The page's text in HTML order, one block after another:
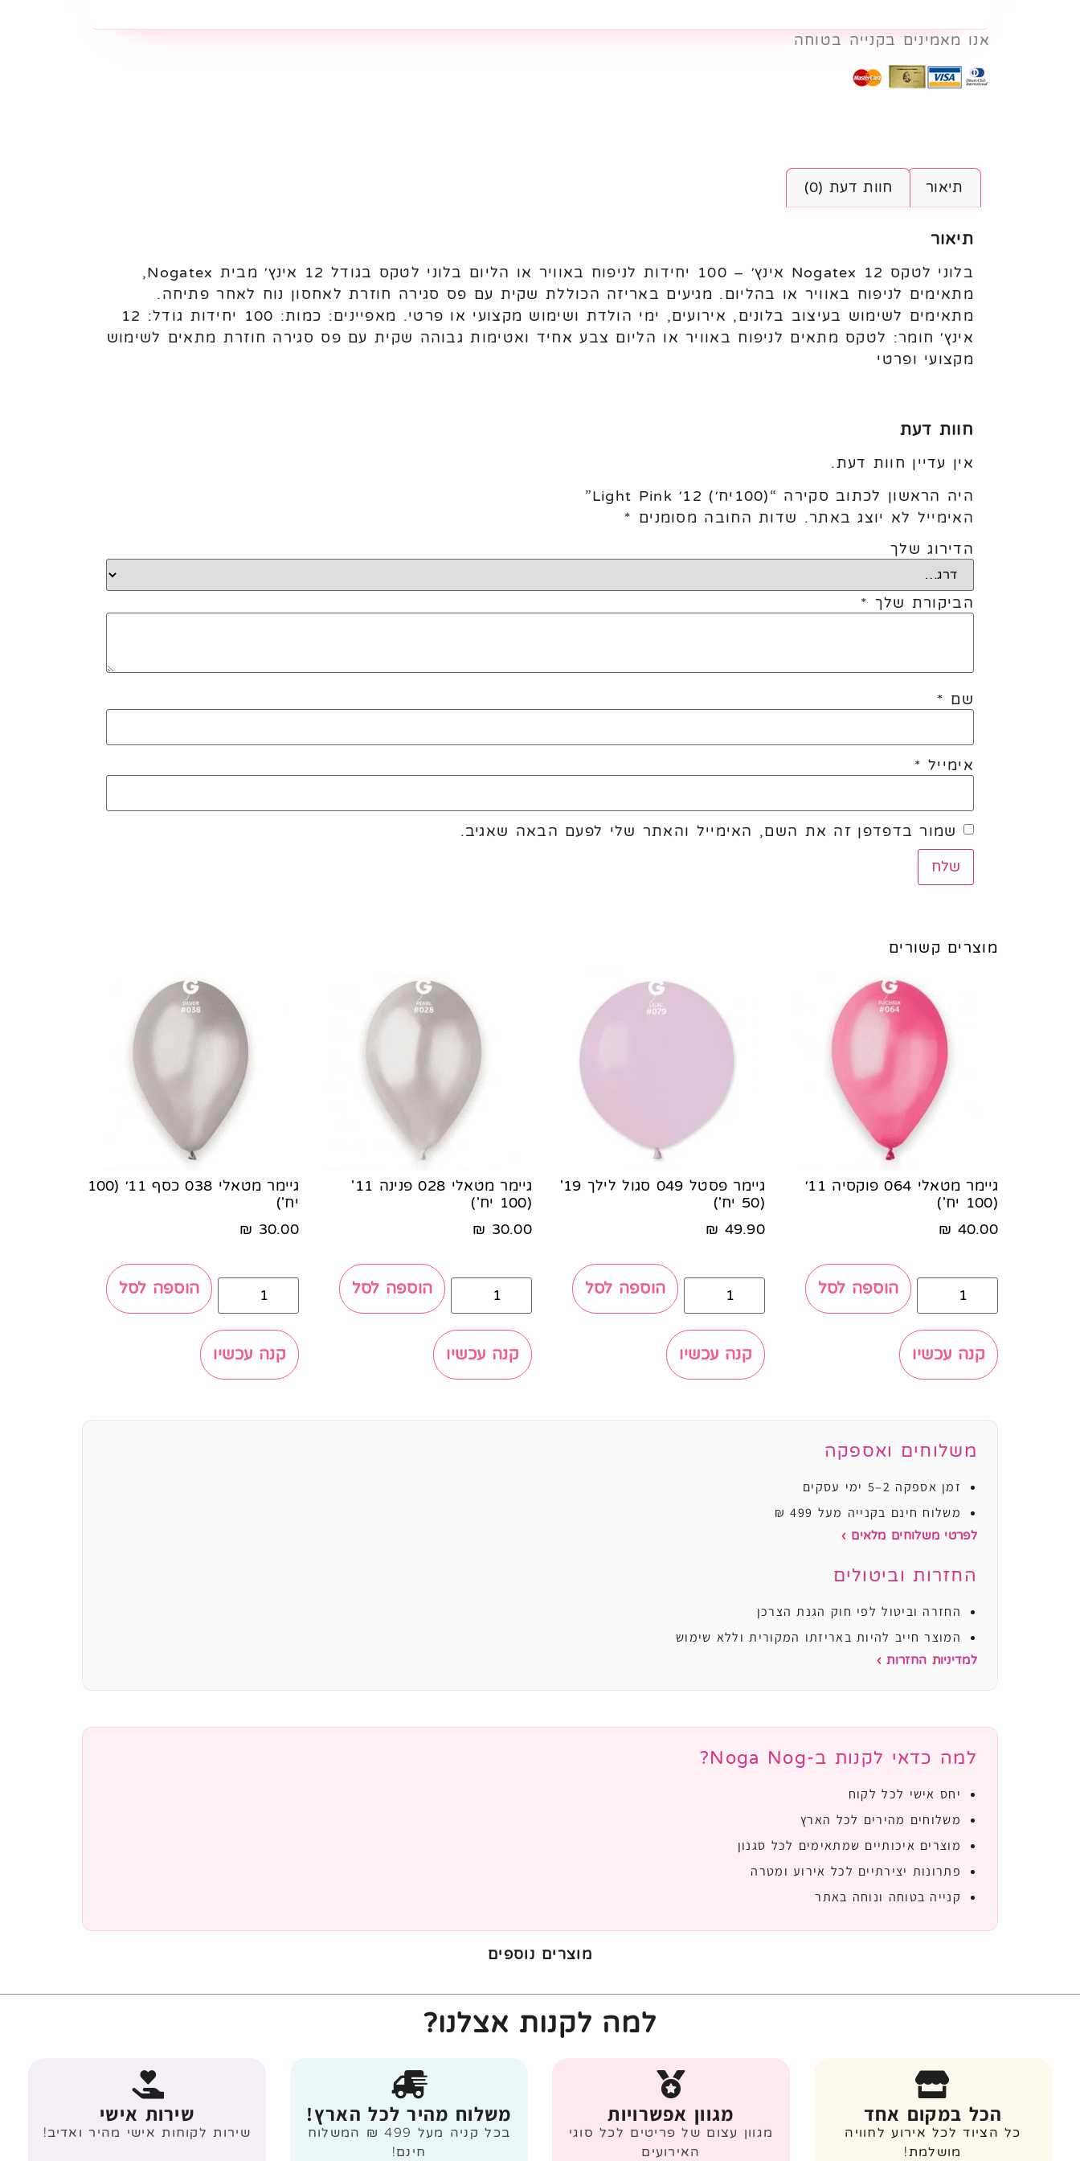
אנו מאמינים בקנייה בטוחה
תיאור חוות דעת (0)
תיאור
בלוני לטקס Nogatex 12 אינץ׳ – 100 יחידות לניפוח באוויר או הליום בלוני לטקס בגודל 12 אינץ׳ מבית Nogatex,
מתאימים לניפוח באוויר או בהליום. מגיעים באריזה הכוללת שקית עם פס סגירה חוזרת לאחסון נוח לאחר פתיחה.
מתאימים לשימוש בעיצוב בלונים, אירועים, ימי הולדת ושימוש מקצועי או פרטי. מאפיינים: כמות: 100 יחידות גודל: 12
אינץ׳ חומר: לטקס מתאים לניפוח באוויר או הליום צבע אחיד ואטימות גבוהה שקית עם פס סגירה חוזרת מתאים לשימוש
מקצועי ופרטי
חוות דעת
אין עדיין חוות דעת.
היה הראשון לכתוב סקירה “(100יח׳) 12׳ Light Pink”
האימייל לא יוצג באתר. שדות החובה מסומנים *
הדירוג שלך
הביקורת שלך *
שם *
אימייל *
שמור בדפדפן זה את השם, האימייל והאתר שלי לפעם הבאה שאגיב.
מוצרים קשורים
גיימר מטאלי 064 פוקסיה 11׳
(100 יח')
40.00
₪
הוספה לסל
קנה עכשיו
גיימר פסטל 049 סגול לילך 19'
(50 יח')
49.90
₪
הוספה לסל
קנה עכשיו
גיימר מטאלי 028 פנינה 11'
(100 יח')
30.00
₪
הוספה לסל
קנה עכשיו
גיימר מטאלי 038 כסף 11׳ (100
יח')
30.00
₪
הוספה לסל
קנה עכשיו
משלוחים ואספקה
זמן אספקה 2–5 ימי עסקים
משלוח חינם בקנייה מעל 499 ₪
לפרטי משלוחים מלאים ›
החזרות וביטולים
החזרה וביטול לפי חוק הגנת הצרכן
המוצר חייב להיות באריזתו המקורית וללא שימוש
למדיניות החזרות ›
למה כדאי לקנות ב-Noga Nog?
יחס אישי לכל לקוח
משלוחים מהירים לכל הארץ
מוצרים איכותיים שמתאימים לכל סגנון
פתרונות יצירתיים לכל אירוע ומטרה
קנייה בטוחה ונוחה באתר
מוצרים נוספים
למה לקנות אצלנו?
הכל במקום אחד
כל הציוד לכל אירוע לחוויה
מושלמת!
מגוון אפשרויות
מגוון עצום של פריטים לכל סוגי
האירועים
משלוח מהיר לכל הארץ!
בכל קניה מעל 499 ₪ המשלוח
חינם!
שירות אישי
שירות לקוחות אישי מהיר ואדיב!